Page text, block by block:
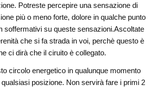
Potreste percepire una sensazione di
più o meno forte, dolore in qualche punto
soffermativi su queste sensazioni.Ascoltate
che si fa strada in voi, perchè questo è
ci dirà che il ciruito è collegato.
circolo energetico in qualunque momento
posizione. Non servirà fare i primi 2